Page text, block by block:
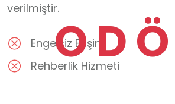
ODÖ
verilmiştir.
Engelsiz Erişim
Rehberlik Hizmeti